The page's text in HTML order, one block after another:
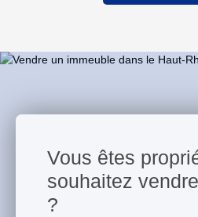
Vous êtes
souhaitez
?